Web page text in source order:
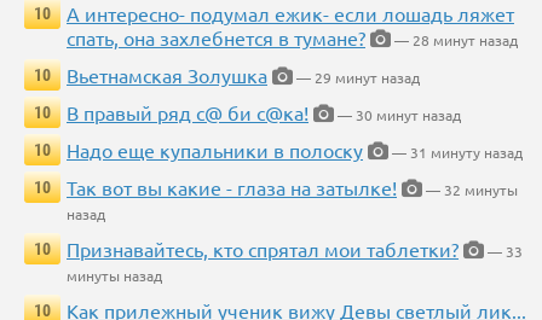
10
А интересно- подумал ежик- если лошадь ляжет
спать, она захлебнется в тумане?
— 28 минут назад
10
Вьетнамская Золушка
— 29 минут назад
10
В правый ряд с@ би с@ка!
— 30 минут назад
10
Надо еще купальники в полоску
— 31 минуту назад
10
Так вот вы какие - глаза на затылке!
— 32 минуты
назад
10
Признавайтесь, кто спрятал мои таблетки?
— 33
минуты назад
10
Как прилежный ученик вижу Девы светлый лик...